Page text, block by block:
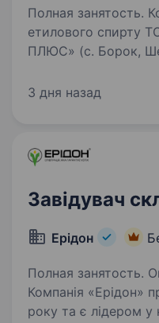
Полная занятость. Компанія з виробництва
етилового спирту
ПЛЮС» (с. Борок,
складу готової
3 дня назад
Завідувач
Ерідон
Полная занятость.
Компанія «Ерідон»
року та є лідером